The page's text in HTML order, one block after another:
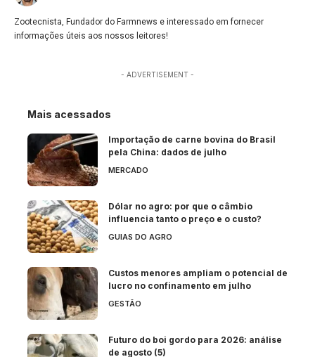
Zootecnista, Fundador do Farmnews e interessado em fornecer
informações úteis aos nossos leitores!
- ADVERTISEMENT -
Mais acessados
Importação de carne bovina do Brasil
pela China: dados de julho
MERCADO
Dólar no agro: por que o câmbio
influencia tanto o preço e o custo?
GUIAS DO AGRO
Custos menores ampliam o potencial de
lucro no confinamento em julho
GESTÃO
Futuro do boi gordo para 2026: análise
de agosto (5)